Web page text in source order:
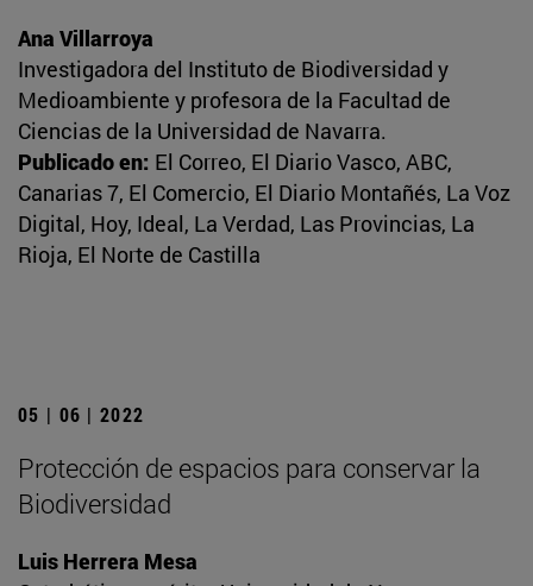
Ana Villarroya
Investigadora del Instituto de Biodiversidad y
Medioambiente y profesora de la Facultad de
Ciencias de la Universidad de Navarra.
Publicado en: El Correo, El Diario Vasco, ABC,
Canarias 7, El Comercio, El Diario Montañés, La Voz
Digital, Hoy, Ideal, La Verdad, Las Provincias, La
Rioja, El Norte de Castilla
05 | 06 | 2022
Protección de espacios para conservar la
Biodiversidad
Luis Herrera Mesa